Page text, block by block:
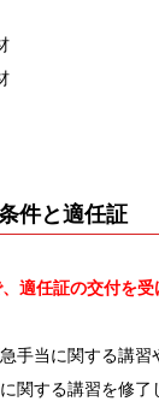
件と適任証
適任証の交付を
手当に関する講習
関する講習を修了